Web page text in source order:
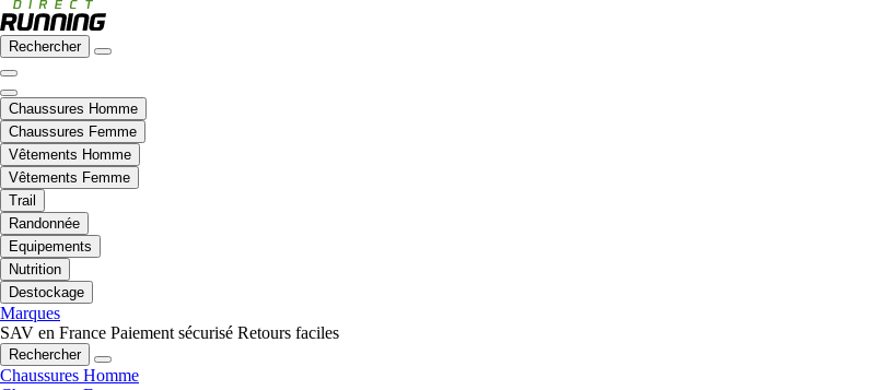
Rechercher
Chaussures Homme
Chaussures Femme
Vêtements Homme
Vêtements Femme
Trail
Randonnée
Equipements
Nutrition
Destockage
Marques
SAV en France Paiement sécurisé Retours faciles
Rechercher
Chaussures Homme